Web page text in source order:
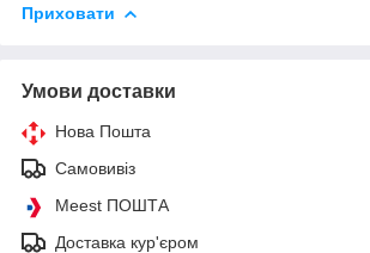
Приховати
Умови доставки
Нова Пошта
Самовивіз
Meest ПОШТА
Доставка кур'єром